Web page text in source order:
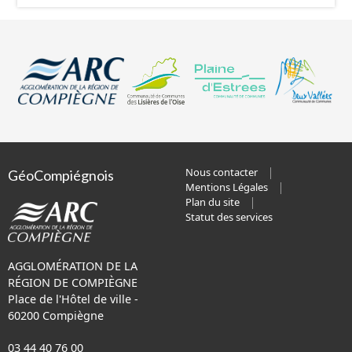
GéoCompiégnois
AGGLOMÉRATION DE LA
RÉGION DE COMPIÈGNE
Place de l'Hôtel de ville -
60200 Compiègne
03 44 40 76 00
Nous contacter
Mentions Légales
Plan du site
Statut des services